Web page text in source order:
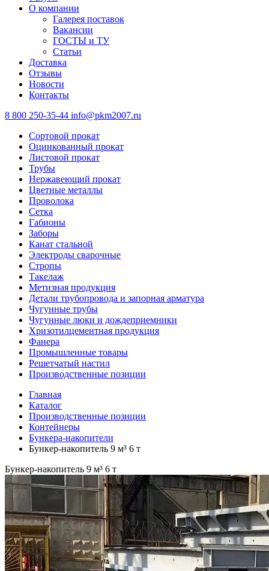
О компании
Галерея поставок
Вакансии
ГОСТЫ и ТУ
Статьи
Доставка
Отзывы
Новости
Контакты
8 800 250-35-44 info@pkm2007.ru
Сортовой прокат
Оцинкованный прокат
Листовой прокат
Трубы
Нержавеющий прокат
Цветные металлы
Проволока
Сетка
Габионы
Заборы
Канат стальной
Электроды сварочные
Стропы
Такелаж
Метизная продукция
Детали трубопровода и запорная арматура
Чугунные трубы
Чугунные люки и дождеприемники
Хризотилцементная продукция
Фанера
Промышленные товары
Решетчатый настил
Производственные позиции
Главная
Каталог
Производственные позиции
Контейнеры
Бункера-накопители
Бункер-накопитель 9 м³ 6 т
Бункер-накопитель 9 м³ 6 т